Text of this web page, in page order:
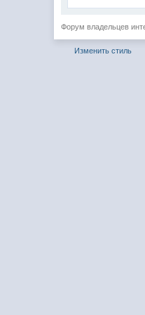
Форум владельцев
Изменить стиль